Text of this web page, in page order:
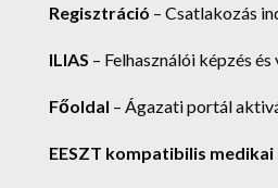
Regisztráció – Csatlakozás
ILIAS – Felhasználói képzés és
Főoldal – Ágazati portál
EESZT kompatibilis